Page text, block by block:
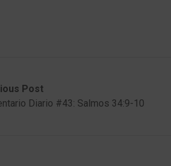
Post
Diario #43: Salmos 34:9-10